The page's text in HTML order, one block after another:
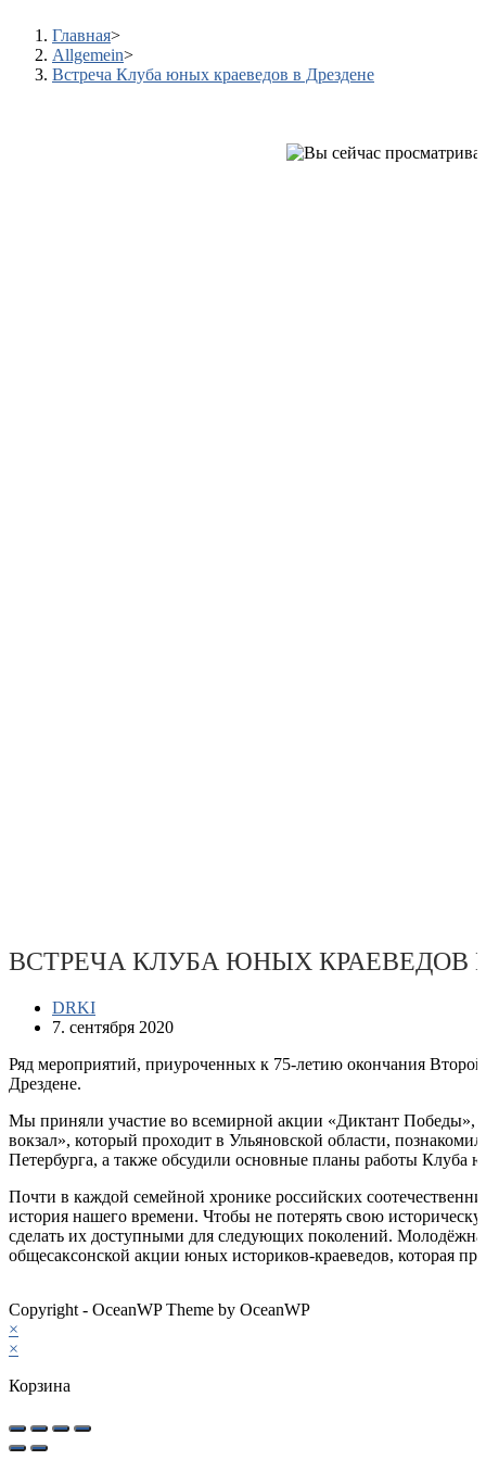
Главная>
Allgemein>
Встреча Клуба юных краеведов в Дрездене
ВСТРЕЧА КЛУБА ЮНЫХ КРАЕВЕДОВ
DRKI
7. сентября 2020
Ряд мероприятий, приуроченных к 75-летию окончания
Дрездене.
Мы приняли участие во всемирной акции «Диктант Победы»,
вокзал», который проходит в Ульяновской области,
Петербурга, а также обсудили основные планы работы Клуба
Почти в каждой семейной хронике российских
история нашего времени. Чтобы не потерять свою
сделать их доступными для следующих поколений.
общесаксонской акции юных историков-краеведов, которая
Copyright - OceanWP Theme by OceanWP
×
×
Корзина